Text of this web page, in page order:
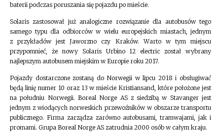
baterii podczas poruszania się pojazdu po mieście.
Solaris zastosował już analogiczne rozwiązanie dla autobusów tego
samego typu dla odbiorców w wielu europejskich miastach, jednym
z przykładów jest Jaworzno czy Kraków. Warto w tym miejscu
przypomnieć, że nowy Solaris Urbino 12 electric został wybrany
najlepszym autobusem miejskim w Europie roku 2017.
Pojazdy dostarczone zostaną do Norwegii w lipcu 2018 i obsługiwać
będą linię numer 10 oraz 13 w mieście Kristiansand, które położone jest
na południu Norwegii. Boreal Norge AS z siedzibą w Stavanger jest
jednym z wiodących norweskich przewoźników w obszarze transportu
publicznego. Firma zarządza zarówno autobusami, tramwajami, jak i
promami. Grupa Boreal Norge AS zatrudnia 2000 osób w całym kraju.